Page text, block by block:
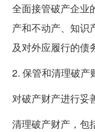
全面接管破产企业
产和不动产、知识
及对外应履行的债
2. 保管和清理破产
对破产财产进行妥
清理破产财产，包